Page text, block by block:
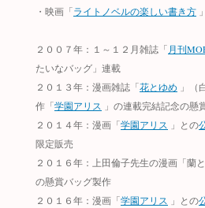
・映画「ライトノベルの楽しい書き方
２００７年：１～１２月雑誌「月刊
たいなバッグ」連載
２０１３年：漫画雑誌「花とゆめ 」（
作「学園アリス 」の連載完結記念の懸
２０１４年：漫画「学園アリス 」との
限定販売
２０１６年：上田倫子先生の漫画「蘭
の懸賞バッグ製作
２０１６年：漫画「学園アリス 」との